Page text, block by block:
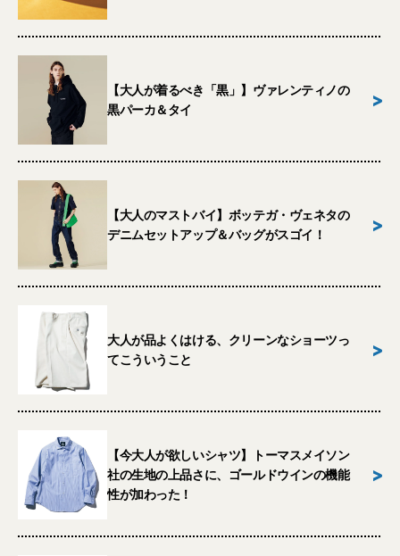
【大人が着るべき「黒」】ヴァレンティノの
黒パーカ＆タイ
>
【大人のマストバイ】ボッテガ・ヴェネタの
デニムセットアップ＆バッグがスゴイ！
>
大人が品よくはける、クリーンなショーツっ
てこういうこと
>
【今大人が欲しいシャツ】トーマスメイソン
社の生地の上品さに、ゴールドウインの機能
性が加わった！
>